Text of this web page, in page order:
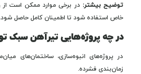
توضیح بیشتر: در برخی موارد ممکن است از
خاص استفاده شود تا اطمینان کامل حاصل شود.
در چه پروژه‌هایی تیرآهن سبک
در پروژه‌های انبوه‌سازی، ساختمان‌های
زمان‌بندی فشرده.